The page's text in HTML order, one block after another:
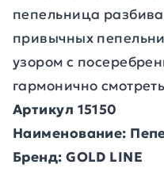
пепельница
привычных
узором с
гармонично
Артикул 15150
Наименование:
Бренд: GOLD LINE